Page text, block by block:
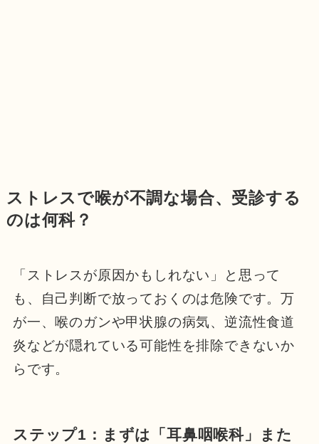
ストレスで喉が不調な場合、受診する
のは何科？
「ストレスが原因かもしれない」と思って
も、自己判断で放っておくのは危険です。万
が一、喉のガンや甲状腺の病気、逆流性食道
炎などが隠れている可能性を排除できないか
らです。
ステップ1：まずは「耳鼻咽喉科」また